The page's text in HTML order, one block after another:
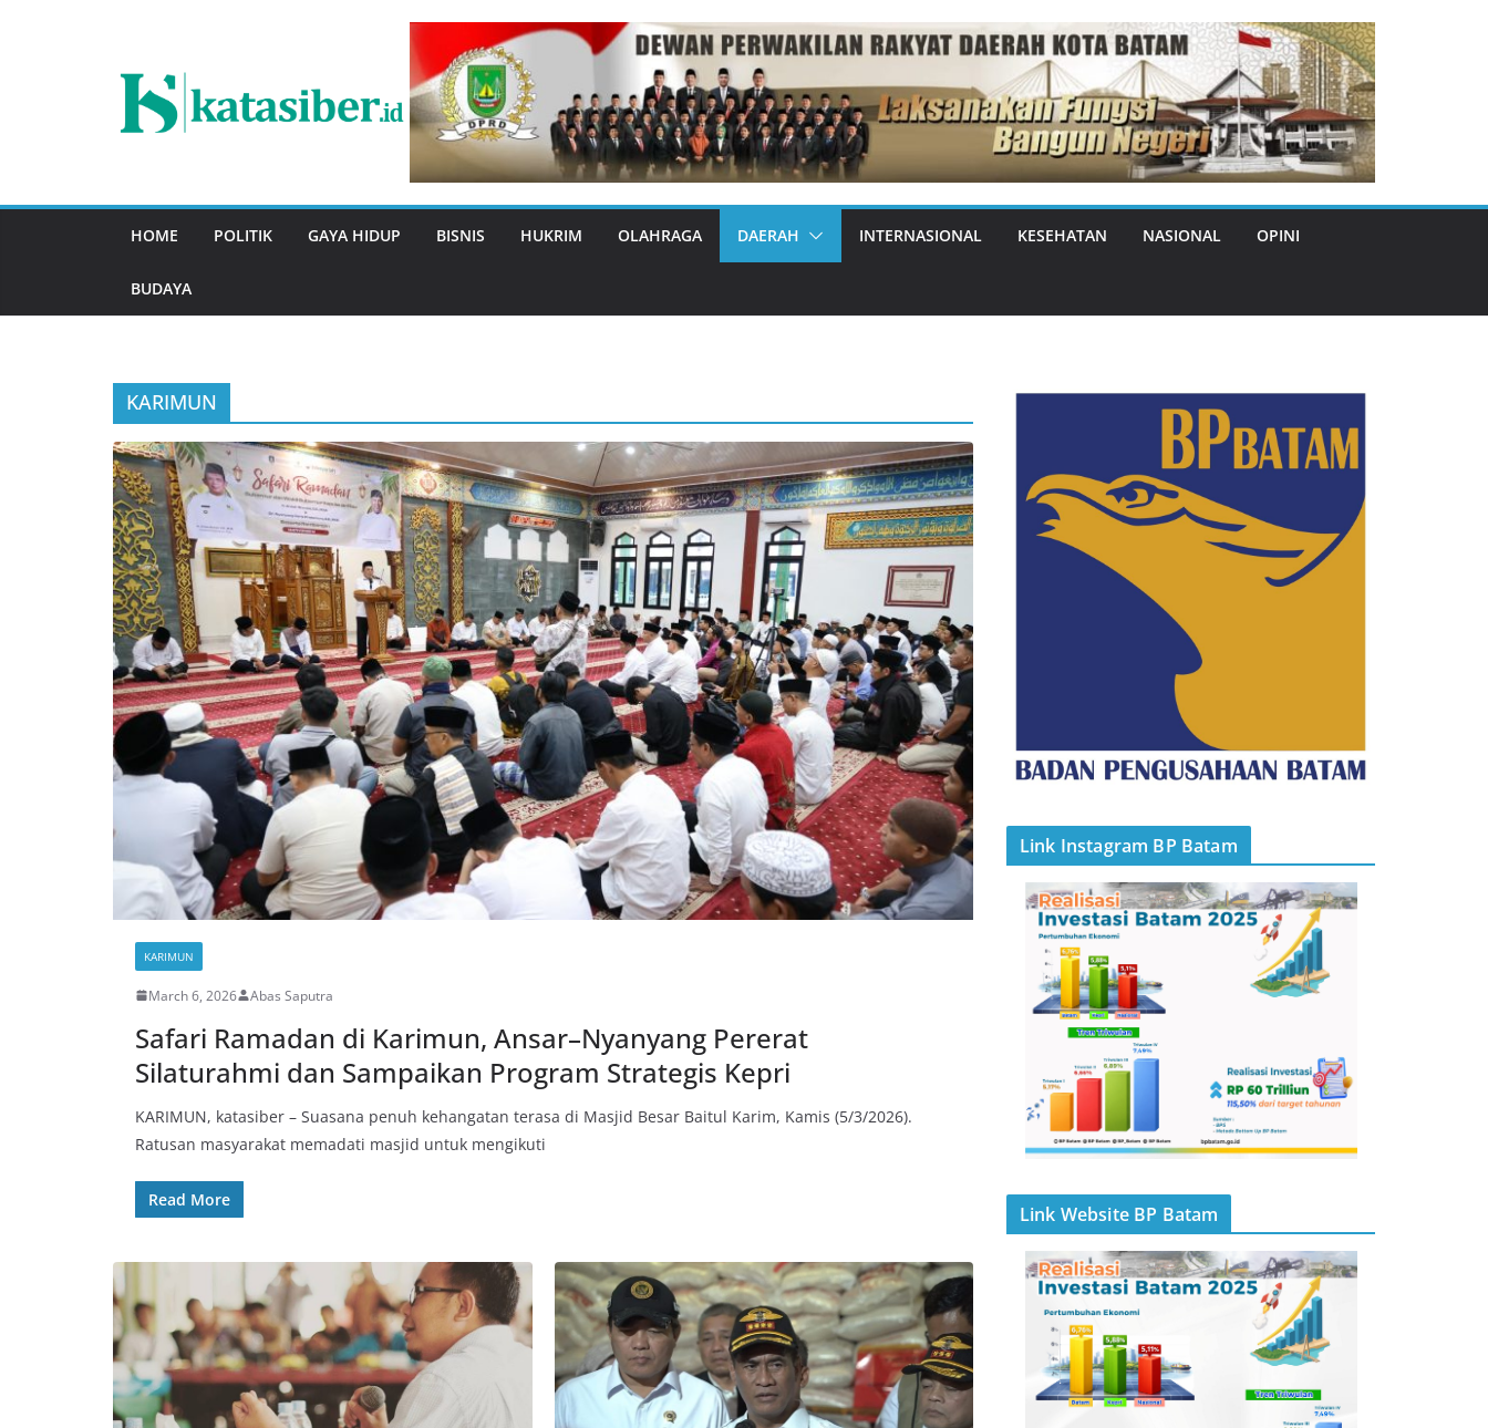
HOME POLITIK GAYA HIDUP BISNIS HUKRIM OLAHRAGA DAERAH INTERNASIONAL KESEHATAN NASIONAL OPINI
BUDAYA
KARIMUN
KARIMUN
March 6, 2026 Abas Saputra
Safari Ramadan di Karimun, Ansar–Nyanyang Pererat
Silaturahmi dan Sampaikan Program Strategis Kepri
KARIMUN, katasiber – Suasana penuh kehangatan terasa di Masjid Besar Baitul Karim, Kamis (5/3/2026).
Ratusan masyarakat memadati masjid untuk mengikuti
Read More
Link Instagram BP Batam
Link Website BP Batam